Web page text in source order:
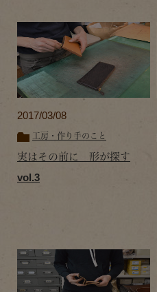
2017/03/08
工房・作り手のこと
実はその前に 形が探す
vol.3